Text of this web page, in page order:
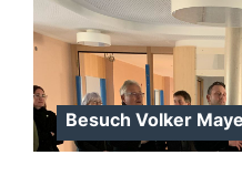
Besuch Volker